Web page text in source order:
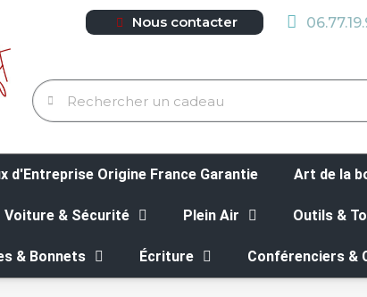
Nous contacter
d'Entreprise Origine France Garantie Art de la
Voiture & Sécurité Plein Air Outils &
& Bonnets Écriture Conférenciers &